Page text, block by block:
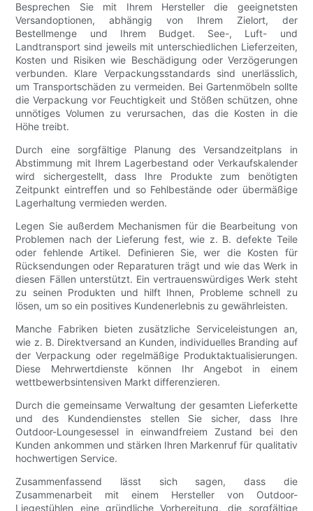
Besprechen Sie mit Ihrem Hersteller die geeignetsten
Versandoptionen, abhängig von Ihrem Zielort, der
Bestellmenge und Ihrem Budget. See-, Luft- und
Landtransport sind jeweils mit unterschiedlichen Lieferzeiten,
Kosten und Risiken wie Beschädigung oder Verzögerungen
verbunden. Klare Verpackungsstandards sind unerlässlich,
um Transportschäden zu vermeiden. Bei Gartenmöbeln sollte
die Verpackung vor Feuchtigkeit und Stößen schützen, ohne
unnötiges Volumen zu verursachen, das die Kosten in die
Höhe treibt.
Durch eine sorgfältige Planung des Versandzeitplans in
Abstimmung mit Ihrem Lagerbestand oder Verkaufskalender
wird sichergestellt, dass Ihre Produkte zum benötigten
Zeitpunkt eintreffen und so Fehlbestände oder übermäßige
Lagerhaltung vermieden werden.
Legen Sie außerdem Mechanismen für die Bearbeitung von
Problemen nach der Lieferung fest, wie z. B. defekte Teile
oder fehlende Artikel. Definieren Sie, wer die Kosten für
Rücksendungen oder Reparaturen trägt und wie das Werk in
diesen Fällen unterstützt. Ein vertrauenswürdiges Werk steht
zu seinen Produkten und hilft Ihnen, Probleme schnell zu
lösen, um so ein positives Kundenerlebnis zu gewährleisten.
Manche Fabriken bieten zusätzliche Serviceleistungen an,
wie z. B. Direktversand an Kunden, individuelles Branding auf
der Verpackung oder regelmäßige Produktaktualisierungen.
Diese Mehrwertdienste können Ihr Angebot in einem
wettbewerbsintensiven Markt differenzieren.
Durch die gemeinsame Verwaltung der gesamten Lieferkette
und des Kundendienstes stellen Sie sicher, dass Ihre
Outdoor-Loungesessel in einwandfreiem Zustand bei den
Kunden ankommen und stärken Ihren Markenruf für qualitativ
hochwertigen Service.
Zusammenfassend lässt sich sagen, dass die
Zusammenarbeit mit einem Hersteller von Outdoor-
Liegestühlen eine gründliche Vorbereitung, die sorgfältige